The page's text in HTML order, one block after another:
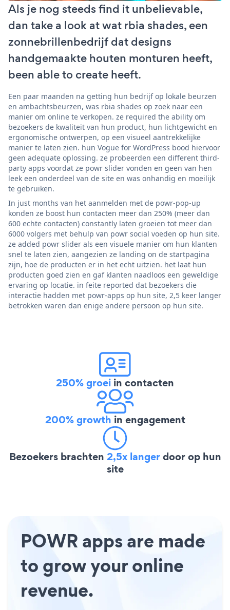
Als je nog steeds find it unbelievable,
dan take a look at wat rbia shades, een
zonnebrillenbedrijf dat designs
handgemaakte houten monturen heeft,
been able to create heeft.
Een paar maanden na getting hun bedrijf op lokale beurzen
en ambachtsbeurzen, was rbia shades op zoek naar een
manier om online te verkopen. ze required the ability om
bezoekers de kwaliteit van hun product, hun lichtgewicht en
ergonomische ontwerpen, op een visueel aantrekkelijke
manier te laten zien. hun Vogue for WordPress bood hiervoor
geen adequate oplossing. ze probeerden een different third-
party apps voordat ze powr slider vonden en geen van hen
leek een onderdeel van de site en was onhandig en moeilijk
te gebruiken.
In just months van het aanmelden met de powr-pop-up
konden ze boost hun contacten meer dan 250% (meer dan
600 echte contacten) constantly laten groeien tot meer dan
6000 volgers met behulp van powr social voeden op hun site.
ze added powr slider als een visuele manier om hun klanten
snel te laten zien, aangezien ze landing on de startpagina
zijn, hoe de producten er in het echt uitzien. het laat hun
producten goed zien en gaf klanten naadloos een geweldige
ervaring op locatie. in feite reported dat bezoekers die
interactie hadden met powr-apps op hun site, 2,5 keer langer
betrokken waren dan enige andere persoon op hun site.
250% groei in contacten
200% growth in engagement
Bezoekers brachten 2,5x langerdoor op hun
site
POWR apps are made
to grow your online
revenue.